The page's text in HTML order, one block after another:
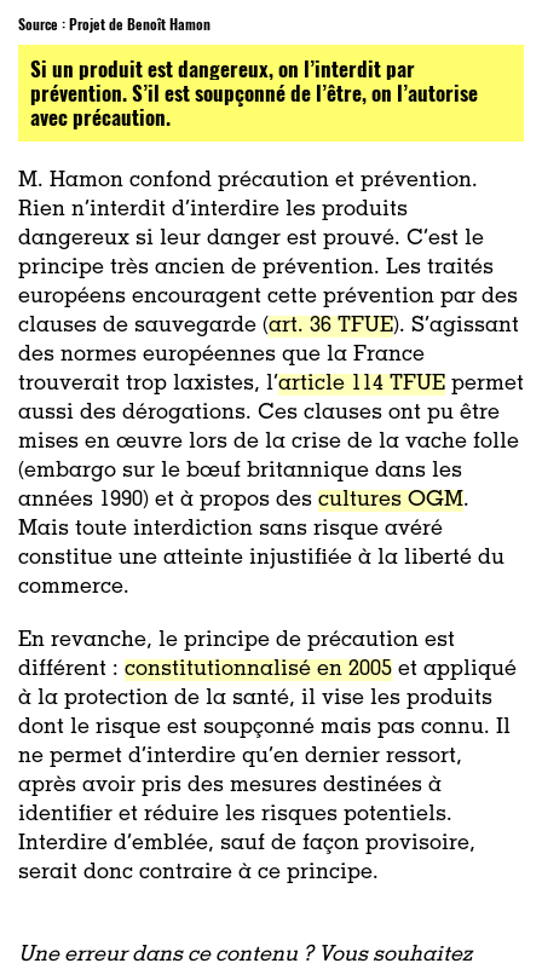
Source : Projet de Benoît Hamon
Si un produit est dangereux, on l’interdit par
prévention. S’il est soupçonné de l’être, on l’autorise
avec précaution.
M. Hamon confond précaution et prévention.
Rien n’interdit d’interdire les produits
dangereux si leur danger est prouvé. C’est le
principe très ancien de prévention. Les traités
européens encouragent cette prévention par des
clauses de sauvegarde (art. 36 TFUE). S’agissant
des normes européennes que la France
trouverait trop laxistes, l’article 114 TFUE permet
aussi des dérogations. Ces clauses ont pu être
mises en œuvre lors de la crise de la vache folle
(embargo sur le bœuf britannique dans les
années 1990) et à propos des cultures OGM.
Mais toute interdiction sans risque avéré
constitue une atteinte injustifiée à la liberté du
commerce.
En revanche, le principe de précaution est
différent : constitutionnalisé en 2005 et appliqué
à la protection de la santé, il vise les produits
dont le risque est soupçonné mais pas connu. Il
ne permet d’interdire qu’en dernier ressort,
après avoir pris des mesures destinées à
identifier et réduire les risques potentiels.
Interdire d’emblée, sauf de façon provisoire,
serait donc contraire à ce principe.
Une erreur dans ce contenu ? Vous souhaitez